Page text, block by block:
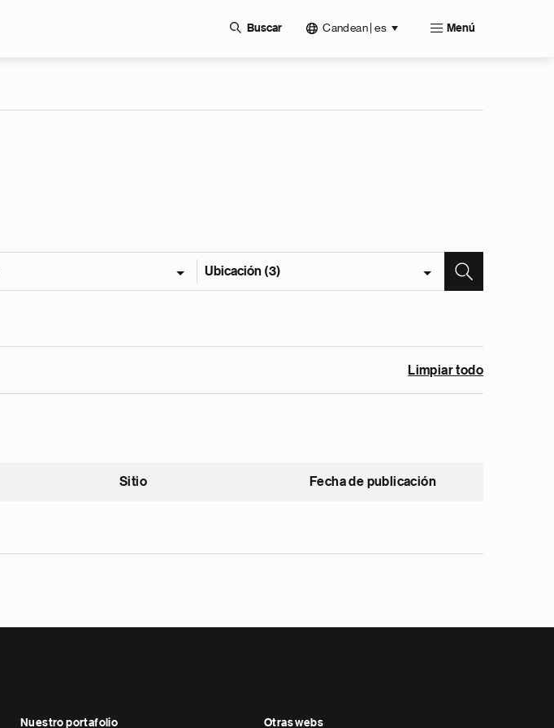
Buscar Candean | es Menú
Ubicación (3)
Limpiar todo
Sitio Fecha de publicación
Nuestro portafolio Otras webs